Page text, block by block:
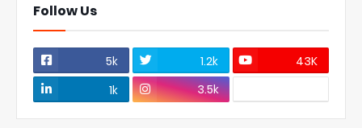
Follow Us
5k 1.2k
43K
1k
3.5k